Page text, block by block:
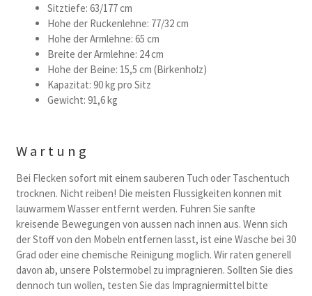
Sitztiefe: 63/177 cm
Hohe der Ruckenlehne: 77/32 cm
Hohe der Armlehne: 65 cm
Breite der Armlehne: 24 cm
Hohe der Beine: 15,5 cm (Birkenholz)
Kapazitat: 90 kg pro Sitz
Gewicht: 91,6 kg
Wartung
Bei Flecken sofort mit einem sauberen Tuch oder Taschentuch
trocknen. Nicht reiben! Die meisten Flussigkeiten konnen mit
lauwarmem Wasser entfernt werden. Fuhren Sie sanfte
kreisende Bewegungen von aussen nach innen aus. Wenn sich
der Stoff von den Mobeln entfernen lasst, ist eine Wasche bei 30
Grad oder eine chemische Reinigung moglich. Wir raten generell
davon ab, unsere Polstermobel zu impragnieren. Sollten Sie dies
dennoch tun wollen, testen Sie das Impragniermittel bitte